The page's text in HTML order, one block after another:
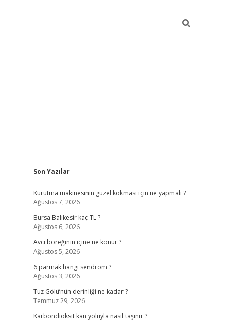
Sidebar
Son Yazılar
Kurutma makinesinin güzel kokması için ne yapmalı ?
Ağustos 7, 2026
Bursa Balıkesir kaç TL ?
Ağustos 6, 2026
Avcı böreğinin içine ne konur ?
Ağustos 5, 2026
6 parmak hangi sendrom ?
Ağustos 3, 2026
Tuz Gölü’nün derinliği ne kadar ?
Temmuz 29, 2026
Karbondioksit kan yoluyla nasıl taşınır ?